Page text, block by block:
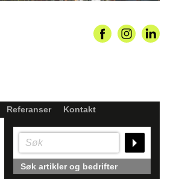
Referanser Kontakt
Søk artikler og bedrifter